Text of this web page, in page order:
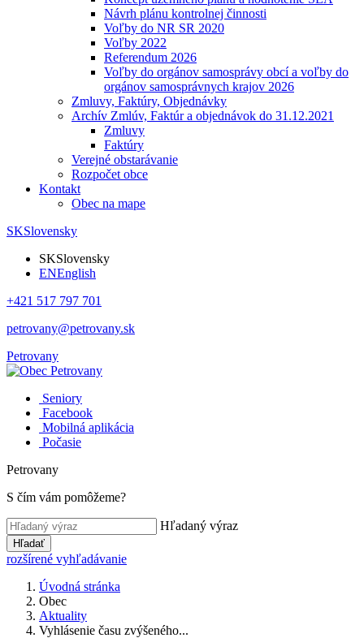
Návrh plánu kontrolnej činnosti
Voľby do NR SR 2020
Voľby 2022
Referendum 2026
Voľby do orgánov samosprávy obcí a voľby do
orgánov samosprávnych krajov 2026
Zmluvy, Faktúry, Objednávky
Archív Zmlúv, Faktúr a objednávok do 31.12.2021
Zmluvy
Faktúry
Verejné obstarávanie
Rozpočet obce
Kontakt
Obec na mape
SKSlovensky
SKSlovensky
ENEnglish
+421 517 797 701
petrovany@petrovany.sk
Petrovany
Seniory
Facebook
Mobilná aplikácia
Počasie
Petrovany
S čím vám pomôžeme?
Hľadaný výraz
Hľadať
rozšírené vyhľadávanie
Úvodná stránka
Obec
Aktuality
Vyhlásenie času zvýšeného...